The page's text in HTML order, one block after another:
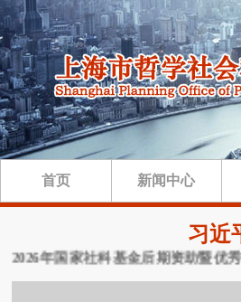
首页 新闻中心
习近
年国家社科基金后期资助暨优秀